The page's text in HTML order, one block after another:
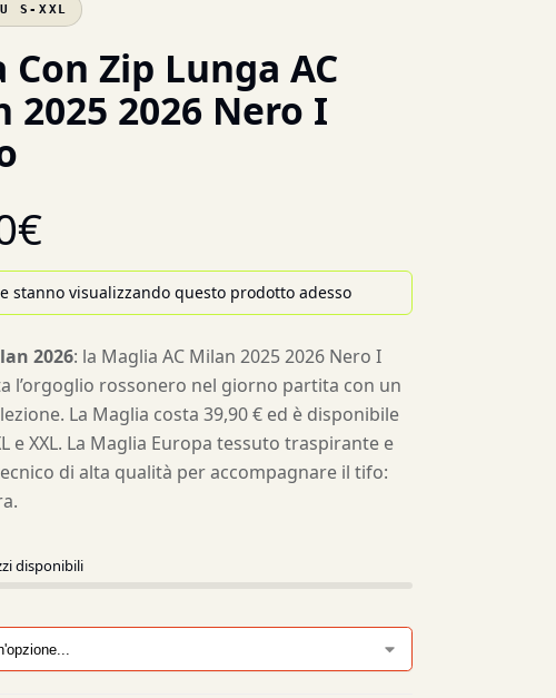
S-XXL
Con Zip Lunga AC
2025 2026 Nero I
€
stanno visualizzando questo prodotto adesso
2026: la Maglia AC Milan 2025 2026 Nero I
l’orgoglio rossonero nel giorno partita con un
La Maglia costa 39,90 € ed è disponibile
e XXL. La Maglia Europa tessuto traspirante e
di alta qualità per accompagnare il tifo:
disponibili